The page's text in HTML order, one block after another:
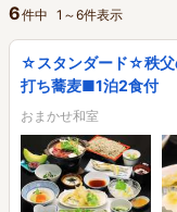
6件中 1 ～6件表示
☆スタンダード☆秩父
打ち蕎麦■1泊2食付
おまかせ和室